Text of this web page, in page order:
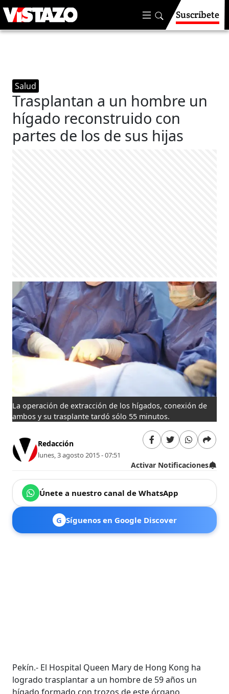
Suscríbete
Salud
Trasplantan a un hombre un
hígado reconstruido con
partes de los de sus hijas
La operación de extracción de los hígados, conexión de
ambos y su trasplante tardó sólo 55 minutos.
Redacción
lunes, 3 agosto 2015 - 07:51
Activar Notificaciones
Únete a nuestro canal de WhatsApp
G Síguenos en Google Discover
Pekín.- El Hospital Queen Mary de Hong Kong ha
logrado trasplantar a un hombre de 59 años un